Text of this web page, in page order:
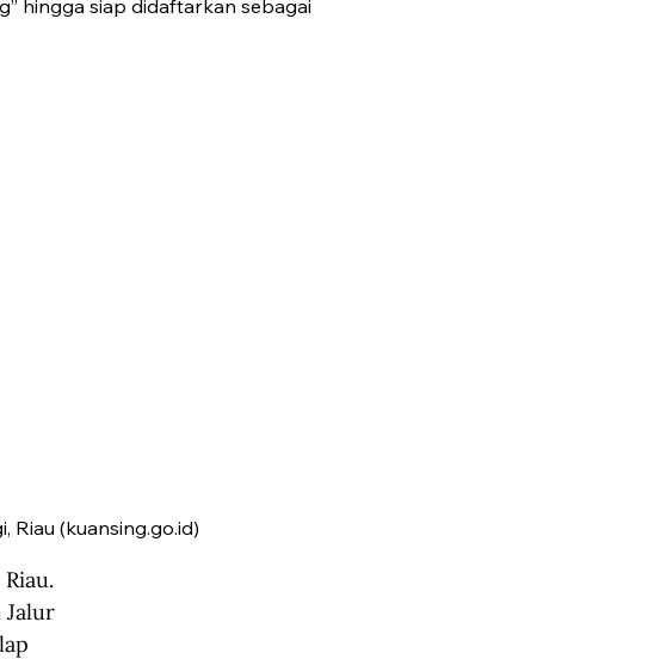
hingga siap didaftarkan sebagai
Riau (kuansing.go.id)
Jalur